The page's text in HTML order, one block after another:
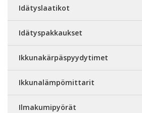
Idätyslaatikot
Idätyspakkaukset
Ikkunakärpäspyydytimet
Ikkunalämpömittarit
Ilmakumipyörät